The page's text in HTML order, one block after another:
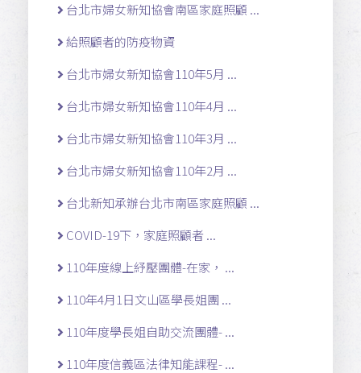
台北市婦女新知協會南區家庭照顧 ...
給照顧者的防疫物資
台北市婦女新知協會110年5月 ...
台北市婦女新知協會110年4月 ...
台北市婦女新知協會110年3月 ...
台北市婦女新知協會110年2月 ...
台北新知承辦台北市南區家庭照顧 ...
COVID-19下，家庭照顧者 ...
110年度線上紓壓團體-在家， ...
110年4月1日文山區學長姐團 ...
110年度學長姐自助交流團體- ...
110年度信義區法律知能課程- ...